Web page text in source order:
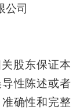
公司
股东保证本
性陈述或者
确性和完整